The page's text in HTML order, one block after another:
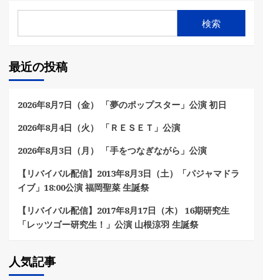
検索
最近の投稿
2026年8月7日（金） 「夢のポップスター」公演 初日
2026年8月4日（火） 「ＲＥＳＥＴ」公演
2026年8月3日（月） 「手をつなぎながら」公演
【リバイバル配信】2013年8月3日（土）「パジャマドラ
イブ」18:00公演 福岡聖菜 生誕祭
【リバイバル配信】2017年8月17日（木） 16期研究生
「レッツゴー研究生！」公演 山根涼羽 生誕祭
人気記事